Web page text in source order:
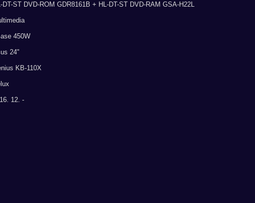
DT-ST DVD-ROM GDR8161B + HL-DT-ST DVD-RAM GSA-H22L
450W
24"
KB-110X
12. -